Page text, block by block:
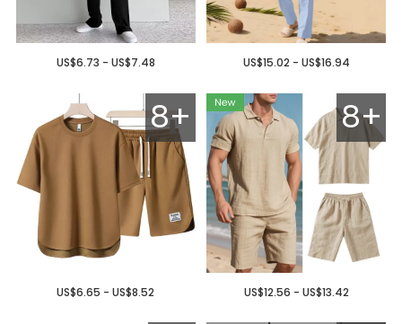
US$15.02 - US$16.94
US$6.73 - US$7.48
8+
US$12.56 - US$13.42
8+
US$6.65 - US$8.52